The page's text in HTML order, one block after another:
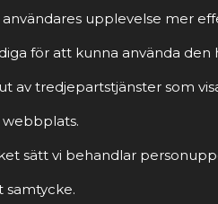
upplevelse mer
för att kunna använda
av tredjepartstjänster som
sätt vi behandlar
samtycke.